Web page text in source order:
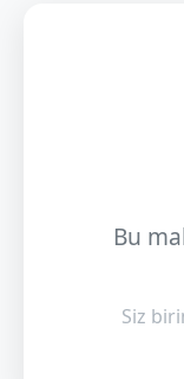
Bu
Siz